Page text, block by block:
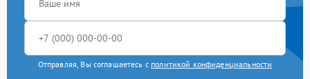
Отправляя, Вы соглашаетесь с политикой конфиденциальности